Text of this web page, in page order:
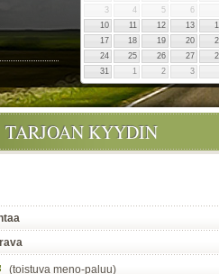
3
4 5
6
10
11 12 13
17
18 19 20
24
25 26 27
31
1 2 3
KYYDIN
(toistuva meno-paluu)